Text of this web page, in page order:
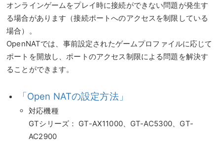
オンラインゲームをプレイ時に接続ができない問題が発生す
る場合があります（接続ポートへのアクセスを制限している
場合）。
OpenNATでは、事前設定されたゲームプロファイルに応じて
ポートを開放し、ポートのアクセス制限による問題を解決す
ることができます。
「Open NATの設定方法」
対応機種
GTシリーズ： GT-AX11000、GT-AC5300、GT-
AC2900